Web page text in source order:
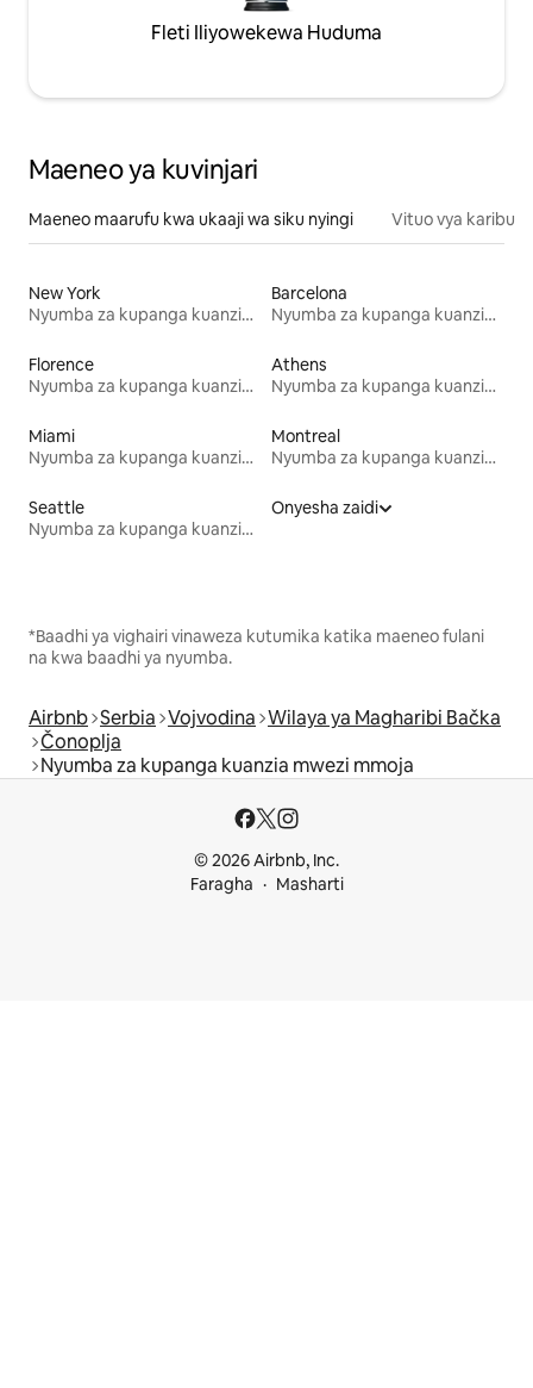
Fleti Iliyowekewa Huduma
Maeneo ya kuvinjari
Maeneo maarufu kwa ukaaji wa siku nyingi Vituo vya karibu
New York
Nyumba za kupanga kuanzia mwezi mmoja
Barcelona
Nyumba za kupanga kuanzia mwezi mmoja
Florence
Nyumba za kupanga kuanzia mwezi mmoja
Athens
Nyumba za kupanga kuanzia mwezi mmoja
Miami
Nyumba za kupanga kuanzia mwezi mmoja
Montreal
Nyumba za kupanga kuanzia mwezi mmoja
Seattle
Nyumba za kupanga kuanzia mwezi mmoja
Onyesha zaidi
*Baadhi ya vighairi vinaweza kutumika katika maeneo fulani
na kwa baadhi ya nyumba.
Airbnb Serbia Vojvodina Wilaya ya Magharibi Bačka
Čonoplja
Nyumba za kupanga kuanzia mwezi mmoja
© 2026 Airbnb, Inc.
Faragha
Masharti